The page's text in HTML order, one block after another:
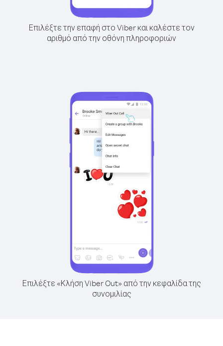
Επιλέξτε την επαφή στο Viber και καλέστε τον
αριθμό από την οθόνη πληροφοριών
Επιλέξτε «Κλήση Viber Out» από την κεφαλίδα της
συνομιλίας